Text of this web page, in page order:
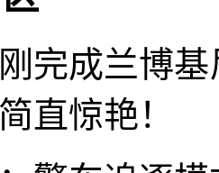
完成兰博
直惊艳！